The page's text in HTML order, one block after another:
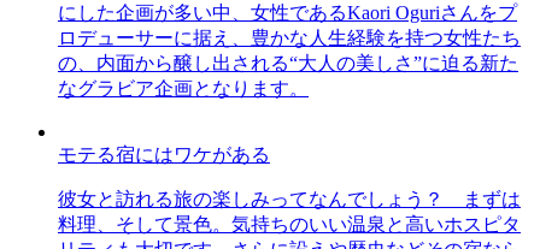
にした企画が多い中、女性であるKaori Oguriさんをプ
ロデューサーに据え、豊かな人生経験を持つ女性たち
の、内面から醸し出される“大人の美しさ”に迫る新た
なグラビア企画となります。
モテる宿にはワケがある
彼女と訪れる旅の楽しみってなんでしょう？ まずは
料理、そして景色。気持ちのいい温泉と高いホスピタ